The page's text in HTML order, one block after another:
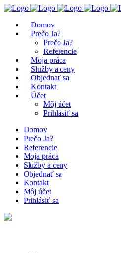
Domov
Prečo Ja?
Prečo Ja?
Referencie
Moja práca
Služby a ceny
Objednať sa
Kontakt
Účet
Môj účet
Prihlásiť sa
Domov
Prečo Ja?
Referencie
Moja práca
Služby a ceny
Objednať sa
Kontakt
Môj účet
Prihlásiť sa